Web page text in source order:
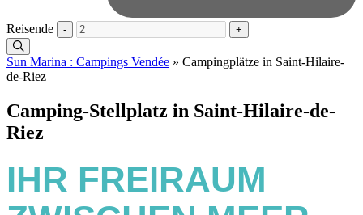
Reisende - +
Sun Marina : Campings Vendée » Campingplätze in Saint-Hilaire-
de-Riez
Camping-Stellplatz in Saint-Hilaire-de-
Riez
IHR FREIRAUM